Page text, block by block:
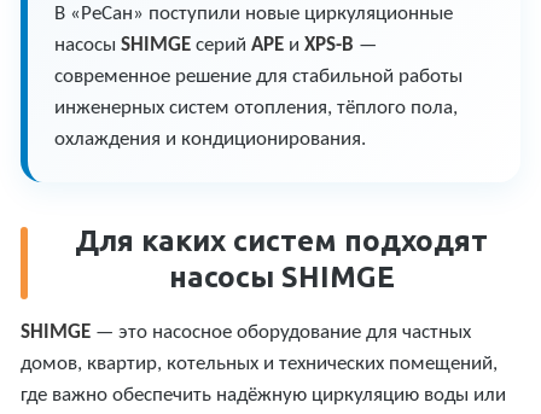
В «РеСан» поступили новые циркуляционные
насосы SHIMGE серий APE и XPS-B —
современное решение для стабильной работы
инженерных систем отопления, тёплого пола,
охлаждения и кондиционирования.
Для каких систем подходят
насосы SHIMGE
SHIMGE — это насосное оборудование для частных
домов, квартир, котельных и технических помещений,
где важно обеспечить надёжную циркуляцию воды или